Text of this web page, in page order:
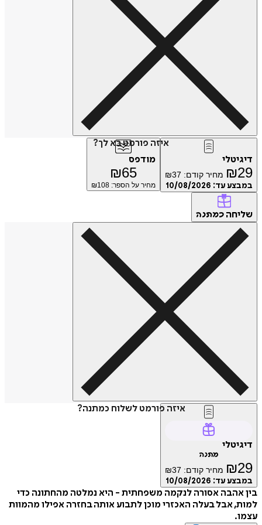
איזה פורמט בא לך?
₪ מחיר קודם: ₪37
עד:10/08/2026
מודפס
₪
מחיר על הספר: ₪108
כמתנה
איזה פורמט לשלוח כמתנה?
₪ מחיר קודם: ₪37
עד:10/08/2026
אסורה לנקמה משפחתית - היא נמלטה מהחתונה כדי
אבל בעלה האכזרי מוכן לתבוע אותה בחזרה אפילו מהמוות